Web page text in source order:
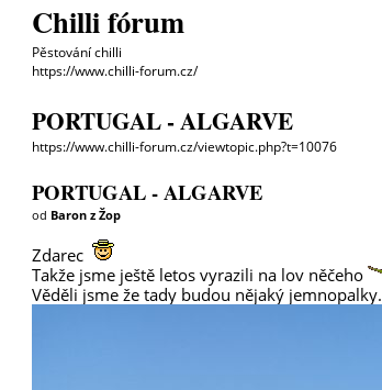
Chilli fórum
Pěstování chilli
https://www.chilli-forum.cz/
PORTUGAL - ALGARVE
https://www.chilli-forum.cz/viewtopic.php?t=10076
PORTUGAL - ALGARVE
od Baron z Žop
Zdarec
Takže jsme ještě letos vyrazili na lov něčeho
Věděli jsme že tady budou nějaký jemnopalky.